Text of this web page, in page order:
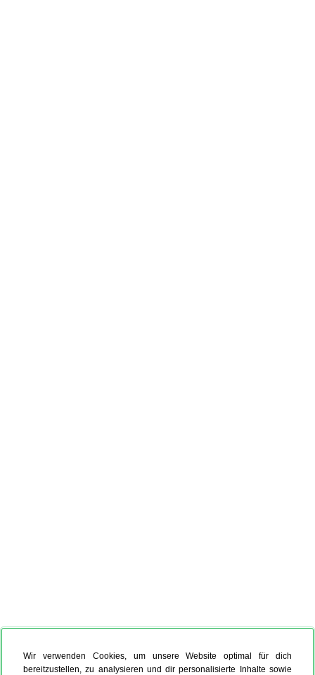
Wir verwenden Cookies, um unsere Website optimal für dich
bereitzustellen, zu analysieren und dir personalisierte Inhalte sowie